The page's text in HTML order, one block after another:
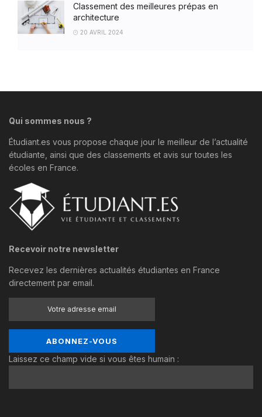
Classement des meilleures prépas en
architecture
20 AVRIL 2024
Qui sommes nous ?
Étudiant.es vous propose chaque jour le meilleur de l’actualité
étudiante, ainsi que des classements et avis sur toutes les
écoles en France.
Recevoir notre newsletter
Recevez les dernières actualités étudiantes en France
directement par email.
Laissez ce champ vide si vous êtes humain :